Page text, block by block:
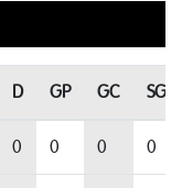
D GP GC SG
0 0 0 0